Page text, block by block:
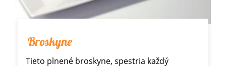
Broskyne
Tieto plnené broskyne, spestria každý